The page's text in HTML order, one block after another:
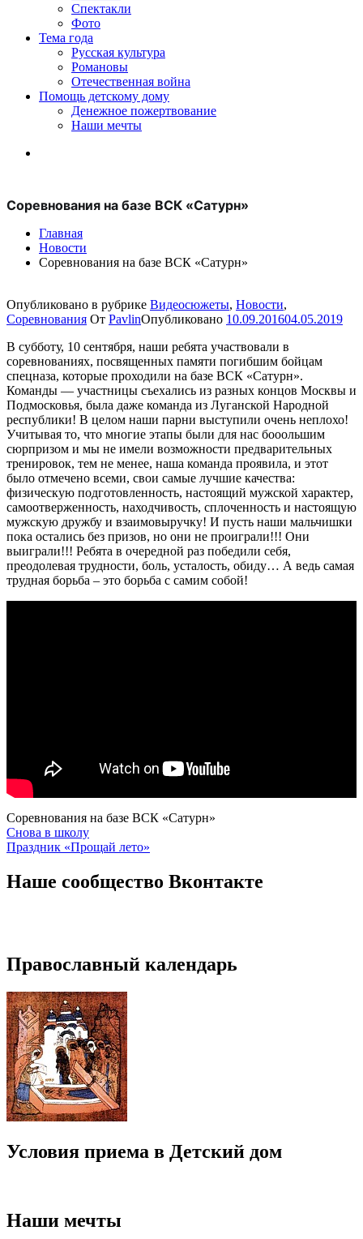
Спектакли
Фото
Тема года
Русская культура
Романовы
Отечественная война
Помощь детскому дому
Денежное пожертвование
Наши мечты
Соревнования на базе ВСК «Сатурн»
Главная
Новости
Соревнования на базе ВСК «Сатурн»
Опубликовано в рубрике Видеосюжеты, Новости,
Соревнования От PavlinОпубликовано 10.09.201604.05.2019
В субботу, 10 сентября, наши ребята участвовали в
соревнованиях, посвященных памяти погибшим бойцам
спецназа, которые проходили на базе ВСК «Сатурн».
Команды — участницы съехались из разных концов Москвы и
Подмосковья, была даже команда из Луганской Народной
республики! В целом наши парни выступили очень неплохо!
Учитывая то, что многие этапы были для нас бооольшим
сюрпризом и мы не имели возможности предварительных
тренировок, тем не менее, наша команда проявила, и этот
было отмечено всеми, свои самые лучшие качества:
физическую подготовленность, настоящий мужской характер,
самоотверженность, находчивость, сплоченность и настоящую
мужскую дружбу и взаимовыручку! И пусть наши мальчишки
пока остались без призов, но они не проиграли!!! Они
выиграли!!! Ребята в очередной раз победили себя,
преодолевая трудности, боль, усталость, обиду… А ведь самая
трудная борьба – это борьба с самим собой!
Соревнования на базе ВСК «Сатурн»
Навигация
по
записям
Снова в школу
Праздник «Прощай лето»
Наше сообщество Вконтакте
Православный календарь
Условия приема в Детский дом
Наши мечты